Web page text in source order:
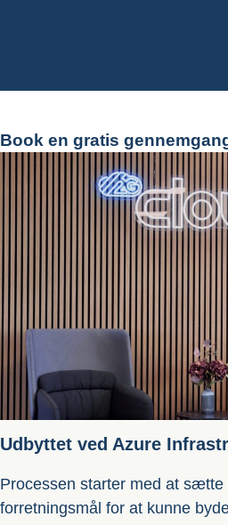
Book en gratis
Udbyttet ved Azure
Processen starter med at sætte
forretningsmål for at kunne